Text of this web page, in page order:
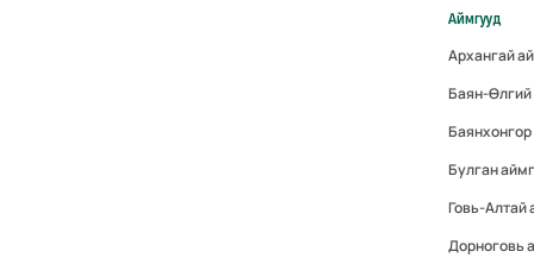
Аймгууд
Архангай
Баян-
Булган
Говь-
Дорноговь